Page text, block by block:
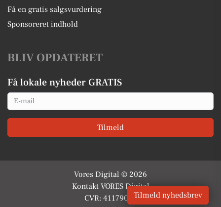
Få en gratis salgsvurdering
Sponsoreret indhold
BLIV OPDATERET
Få lokale nyheder GRATIS
Email
Tilmeld
Vores Digital © 2026
Kontakt VORES Digital
CVR: 41179082Tilmeld nyhedsbrev